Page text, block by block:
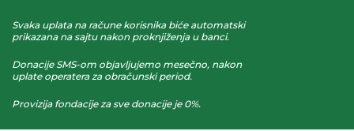
Svaka uplata na račune korisnika biće automatski
prikazana na sajtu nakon proknjiženja u banci.
Donacije SMS-om objavljujemo mesečno, nakon
uplate operatera za obračunski period.
Provizija fondacije za sve donacije je 0%.